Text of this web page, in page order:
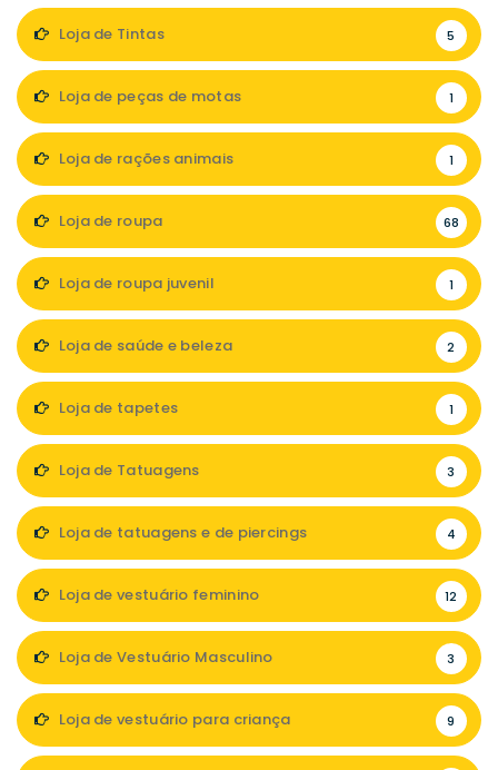
Loja de Tintas 5
Loja de peças de motas 1
Loja de rações animais 1
Loja de roupa 68
Loja de roupa juvenil 1
Loja de saúde e beleza 2
Loja de tapetes 1
Loja de Tatuagens 3
Loja de tatuagens e de piercings 4
Loja de vestuário feminino 12
Loja de Vestuário Masculino 3
Loja de vestuário para criança 9